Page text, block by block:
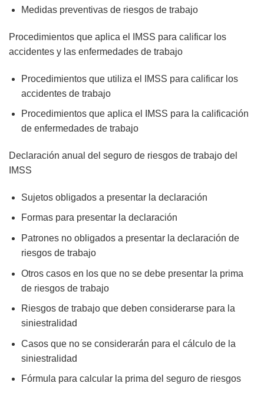
Medidas preventivas de riesgos de trabajo
Procedimientos que aplica el IMSS para calificar los
accidentes y las enfermedades de trabajo
Procedimientos que utiliza el IMSS para calificar los
accidentes de trabajo
Procedimientos que aplica el IMSS para la calificación
de enfermedades de trabajo
Declaración anual del seguro de riesgos de trabajo del
IMSS
Sujetos obligados a presentar la declaración
Formas para presentar la declaración
Patrones no obligados a presentar la declaración de
riesgos de trabajo
Otros casos en los que no se debe presentar la prima
de riesgos de trabajo
Riesgos de trabajo que deben considerarse para la
siniestralidad
Casos que no se considerarán para el cálculo de la
siniestralidad
Fórmula para calcular la prima del seguro de riesgos